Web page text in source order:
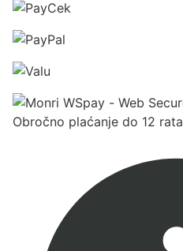
Obročno plaćanje do 12 rata